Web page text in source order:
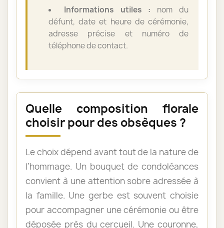
Informations utiles : nom du
défunt, date et heure de cérémonie,
adresse précise et numéro de
téléphone de contact.
Quelle composition florale
choisir pour des obsèques ?
Le choix dépend avant tout de la nature de
l’hommage. Un bouquet de condoléances
convient à une attention sobre adressée à
la famille. Une gerbe est souvent choisie
pour accompagner une cérémonie ou être
déposée près du cercueil. Une couronne,